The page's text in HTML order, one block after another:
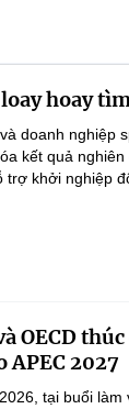
hoay
doanh nghiệp
kết quả
trợ khởi nghiệp
OECD
APEC 2027
tại buổi